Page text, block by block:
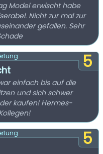
Model erwischt habe
Nicht zur mal zur
gefallen. Sehr
5
einfach bis auf die
und sich schwer
5